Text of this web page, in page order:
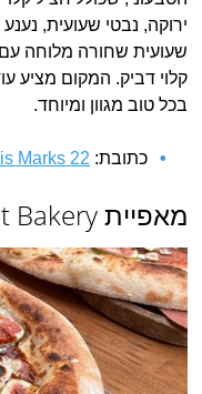
ירוקה, נבטי שעועית,
שעועית שחורה מלוחה עם
בכל טוב מגוון ומיוחד.
כתובת: 22 Bevis Marks
מאפיית Chestnut Bakery בויקטוריה